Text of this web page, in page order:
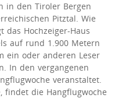
in den Tiroler Bergen
Pitztal. Wie
das Hochzeiger-Haus
auf rund 1.900 Metern
ein oder anderen Leser
In den vergangenen
veranstaltet.
findet die Hangflugwoche